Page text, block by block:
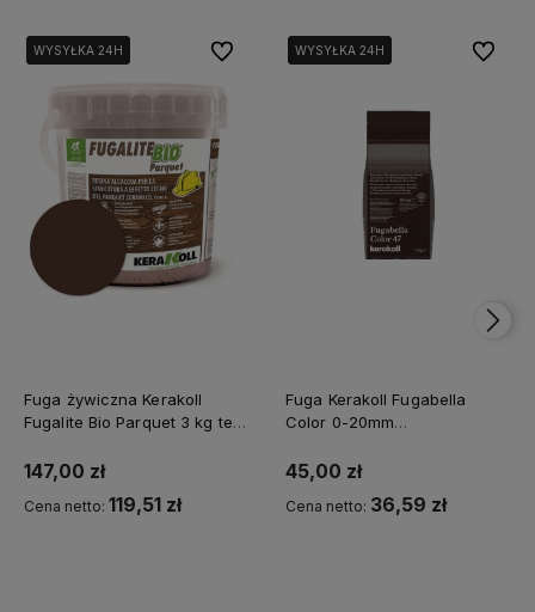
WYSYŁKA 24H
WYSYŁKA 24H
Fuga żywiczna Kerakoll
Fugalite Bio Parquet 3 kg tek
147,00 zł
Cena netto: 119,51 zł
Do ulubionychWYSYŁKA 24H
WYSYŁKA 24H
Fuga Kerakoll Fugabella
Color 0-20mm
45,00 zł
Cena netto: 36,59 zł
Do